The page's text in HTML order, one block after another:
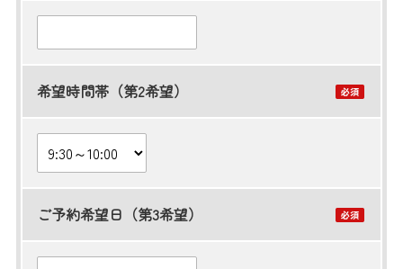
希望時間帯（第2希望）
ご予約希望日（第3希望）